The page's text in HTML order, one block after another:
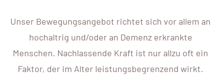
Unser Bewegungsangebot richtet sich vor allem an
hochaltrig und/oder an Demenz erkrankte
Menschen. Nachlassende Kraft ist nur allzu oft ein
Faktor, der im Alter leistungsbegrenzend wirkt.